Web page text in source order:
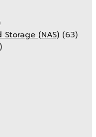
(NAS) (63)